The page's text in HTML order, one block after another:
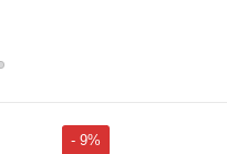
- 9%